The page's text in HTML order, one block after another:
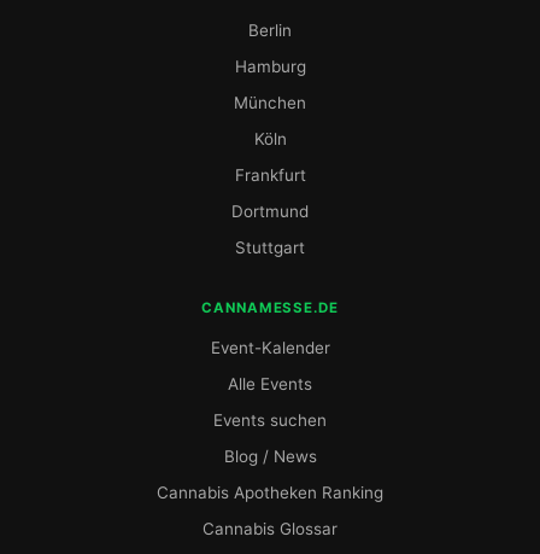
Berlin
Hamburg
München
Köln
Frankfurt
Dortmund
Stuttgart
CANNAMESSE.DE
Event-Kalender
Alle Events
Events suchen
Blog / News
Cannabis Apotheken Ranking
Cannabis Glossar